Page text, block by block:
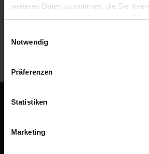
weiteren Daten zusammen, die Sie
haben oder die sie im Rahmen Ihrer
Cookies, wenn Sie unsere Webseite
Notwendig
Präferenzen
Statistiken
Marketing
€359.00
Prices incl. VAT, plus shipping costs
Subscribe to the free newsletter and